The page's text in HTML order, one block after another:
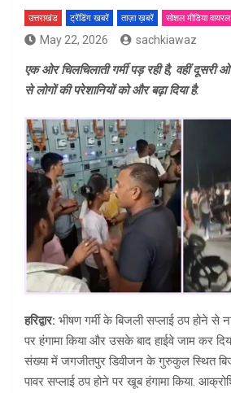
उत्तराखंड ट्रेंडिंग खबरें ताज़ा ख़बरें सोशल मीडिया वायरल
May 22, 2026 sachkiawaz
एक ओर चिलचिलाती गर्मी पड़ रही है, वहीं दूसरी
से लोगों की परेशानियों को और बढ़ा दिया है.
हरिद्वार: भीषण गर्मी के बिजली सप्लाई ठप होने से
पर हंगामा किया और उसके बाद हाईवे जाम कर
संख्या में जगजीतपुर डिवीजन के गुरुकुल स्थित
पावर सप्लाई ठप होने पर खूब हंगामा किया.